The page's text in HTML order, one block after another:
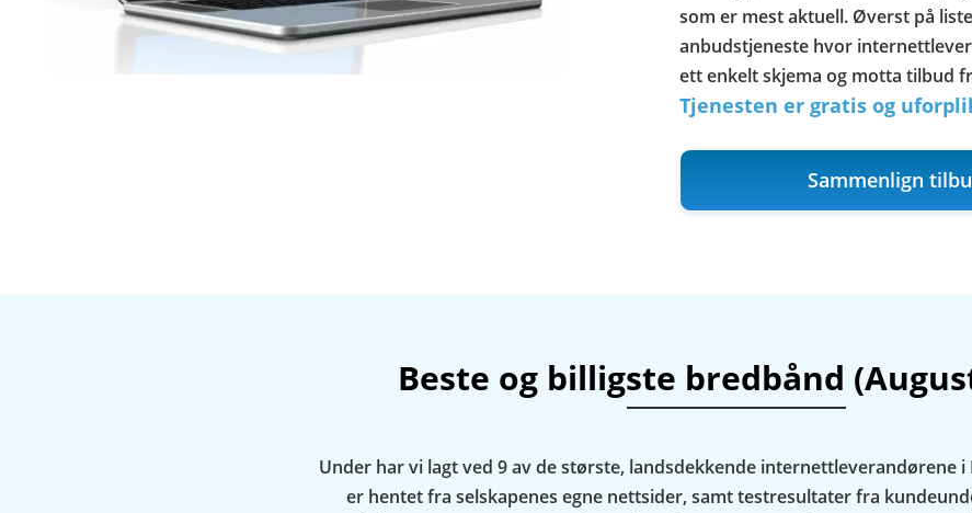
som er mest aktuell. Øverst på
anbudstjeneste hvor
ett enkelt skjema og motta tilbud
Tjenesten er gratis og
Sammenlign
Beste og billigste bredbånd
Under har vi lagt ved 9 av de største, landsdekkende internettleverandørene
er hentet fra selskapenes egne nettsider, samt testresultater fra